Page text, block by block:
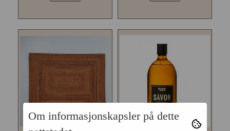
Om informasjonskapsler på dette